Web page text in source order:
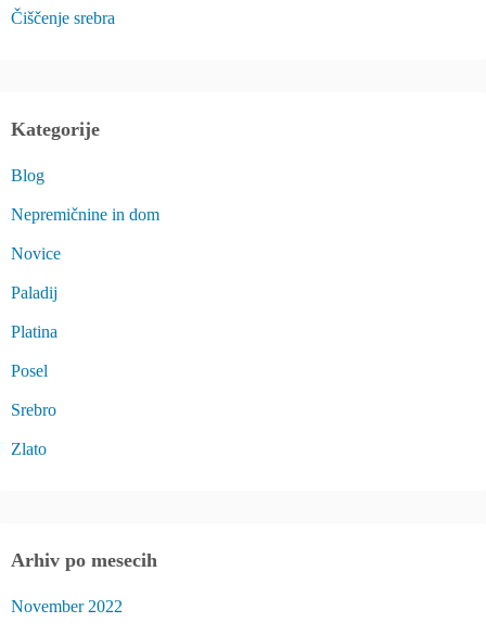
Čiščenje srebra
Kategorije
Blog
Nepremičnine in dom
Novice
Paladij
Platina
Posel
Srebro
Zlato
Arhiv po mesecih
November 2022